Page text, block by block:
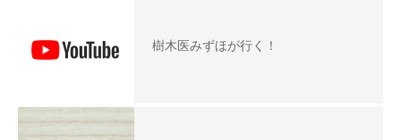
樹木医みずほが行く！